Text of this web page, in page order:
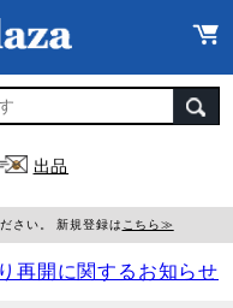
出品
ださい。 新規登録は こちら≫
再開に関するお知らせ